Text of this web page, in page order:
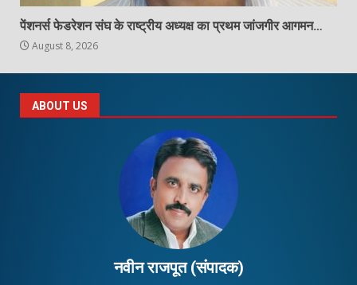
पेंशनर्स फेडरेशन संघ के राष्ट्रीय अध्यक्ष का प्रथम जांजगीर आगमन…
August 8, 2026
ABOUT US
नवीन राजपूत (संपादक)